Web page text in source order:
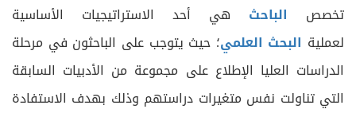
تخصص الباحث هي أحد الاستراتيجيات الأساسية
لعملية البحث العلمي؛ حيث يتوجب على الباحثون في مرحلة
الدراسات العليا الإطلاع على مجموعة من الأدبيات السابقة
التي تناولت نفس متغيرات دراستهم وذلك بهدف الاستفادة